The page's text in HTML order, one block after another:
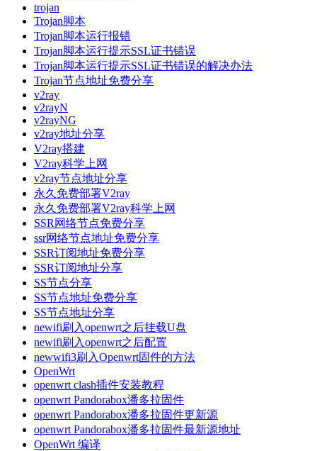
trojan
Trojan脚本
Trojan脚本运行报错
Trojan脚本运行提示SSL证书错误
Trojan脚本运行提示SSL证书错误的解决办法
Trojan节点地址免费分享
v2ray
v2rayN
v2rayNG
v2ray地址分享
V2ray搭建
V2ray科学上网
v2ray节点地址分享
永久免费部署V2ray
永久免费部署V2ray科学上网
SSR网络节点免费分享
ssr网络节点地址免费分享
SSR订阅地址免费分享
SSR订阅地址分享
SS节点分享
SS节点地址免费分享
SS节点地址分享
newifi刷入openwrt之后挂载U盘
newifi刷入openwrt之后配置
newwifi3刷入Openwrt固件的方法
OpenWrt
openwrt clash插件安装教程
openwrt Pandorabox潘多拉固件
openwrt Pandorabox潘多拉固件更新源
openwrt Pandorabox潘多拉固件最新源地址
OpenWrt 编译